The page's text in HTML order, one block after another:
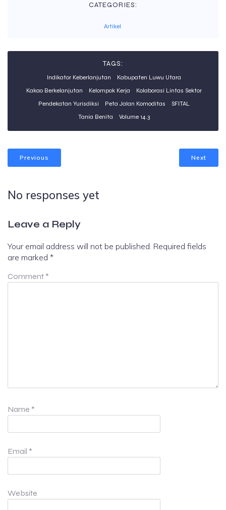
Ekonomi Hijau
CATEGORIES:
Artikel
TAGS:
Indikator Keberlanjutan
Kabupaten Luwu Utara
Kakao Berkelanjutan
Kelompok Kerja
Kolaborasi Lintas Sektor
Pendekatan Yurisdiksi
Peta Jalan Komoditas
SFITAL
Tania Benita
Volume 14.3
Previous Next
No responses yet
Leave a Reply
Your email address will not be published. Required fields
are marked *
Comment *
Name *
Email *
Website